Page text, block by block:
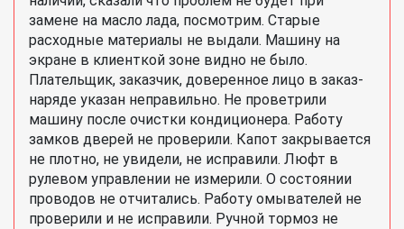
замене на масло лада, посмотрим. Старые
расходные материалы не выдали. Машину на
экране в клиенткой зоне видно не было.
Плательщик, заказчик, доверенное лицо в заказ-
наряде указан неправильно. Не проветрили
машину после очистки кондиционера. Работу
замков дверей не проверили. Капот закрывается
не плотно, не увидели, не исправили. Люфт в
рулевом управлении не измерили. О состоянии
проводов не отчитались. Работу омывателей не
проверили и не исправили. Ручной тормоз не